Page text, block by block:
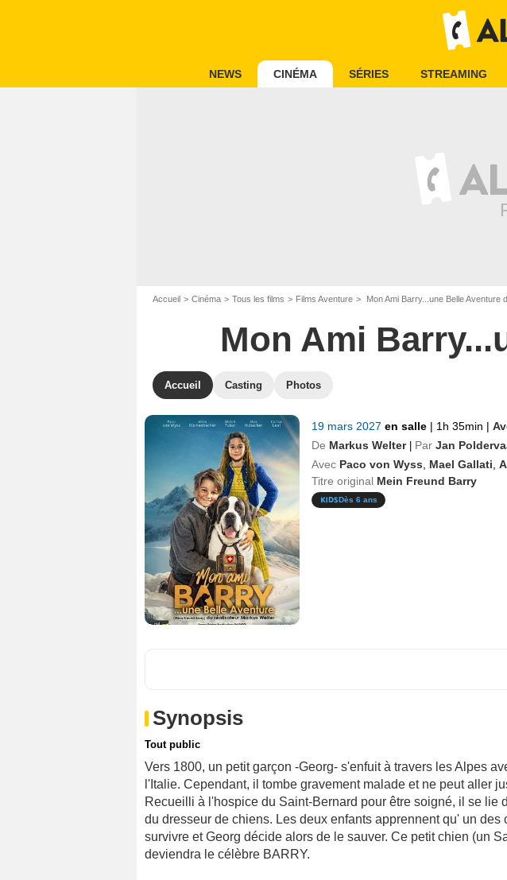
NEWS CINÉMA SÉRIES STREAMING
Accueil Cinéma Tous les films Films Aventure Mon Ami Barry...une Belle Aventure
Mon Ami
Accueil Casting Photos
19 mars 2027 en salle | 1h 35min |
De Markus Welter Par Jan
Avec Paco von Wyss Mael Gallati
Titre original Mein Freund Barry
Dès 6 ans
Synopsis
Tout public
Vers 1800, un petit garçon -Georg- s'enfuit à travers les Alpes
l'Italie. Cependant, il tombe gravement malade et ne peut aller
Recueilli à l'hospice du Saint-Bernard pour être soigné, il se lie
du dresseur de chiens. Les deux enfants apprennent qu' un des
survivre et Georg décide alors de le sauver. Ce petit chien (un
deviendra le célèbre BARRY.